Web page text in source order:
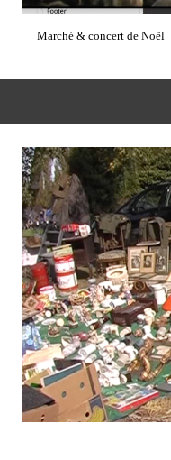
Marché & concert de Noël